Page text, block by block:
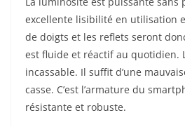
excellente lisibilité en utilisation
de doigts et les reflets seront
est fluide et réactif au quotidien.
incassable. Il suffit d’une
casse. C’est l’armature du
résistante et robuste.